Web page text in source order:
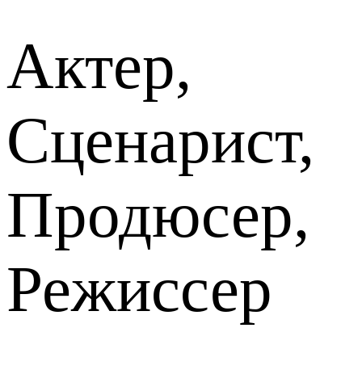
Актер,
Сценарист,
Продюсер,
Режиссер